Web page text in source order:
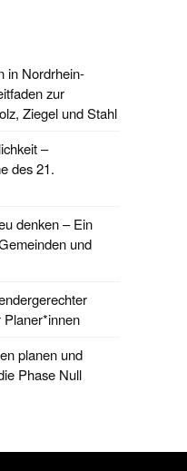
in Nordrhein-
zur
Ziegel und Stahl
–
des 21.
denken – Ein
und
planen und
Phase Null